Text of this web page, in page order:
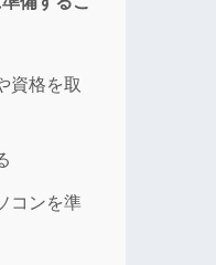
資格を取
コンを準